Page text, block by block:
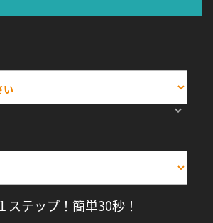
ステップ！簡単30秒！